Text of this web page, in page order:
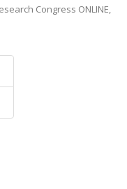
Congress ONLINE,